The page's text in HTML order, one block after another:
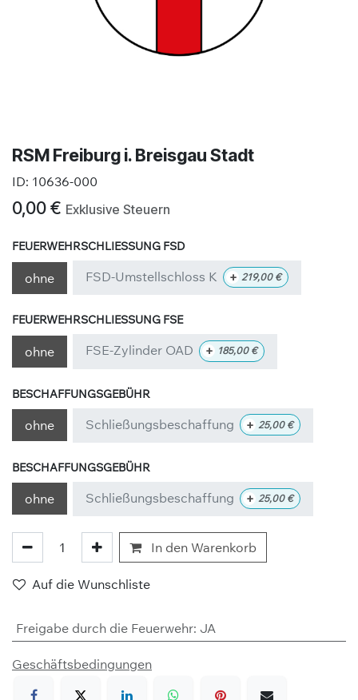
RSM Freiburg i. Breisgau Stadt
ID: 10636-000
0,00€ Exklusive Steuern
FEUERWEHRSCHLIESSUNG FSD
ohne FSD-Umstellschloss K + 219,00€
FEUERWEHRSCHLIESSUNG FSE
ohne FSE-Zylinder OAD + 185,00€
BESCHAFFUNGSGEBÜHR
ohne Schließungsbeschaffung + 25,00€
BESCHAFFUNGSGEBÜHR
ohne Schließungsbeschaffung + 25,00€
In den Warenkorb
Auf die Wunschliste
Freigabe durch die Feuerwehr: JA
Geschäftsbedingungen